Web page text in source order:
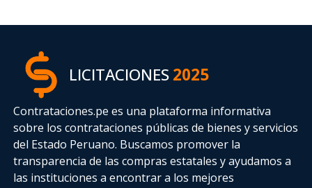
LICITACIONES2025
Contrataciones.pe es una plataforma informativa
sobre los contrataciones públicas de bienes y servicios
del Estado Peruano. Buscamos promover la
transparencia de las compras estatalesy ayudamos a
las instituciones a encontrar a los mejores